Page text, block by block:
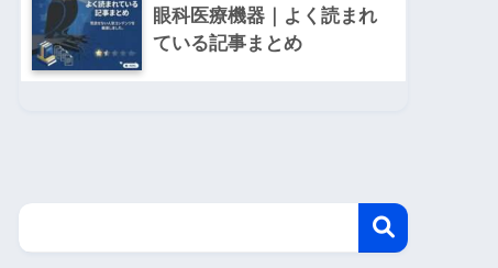
眼科医療機器｜よく読まれ
ている記事まとめ